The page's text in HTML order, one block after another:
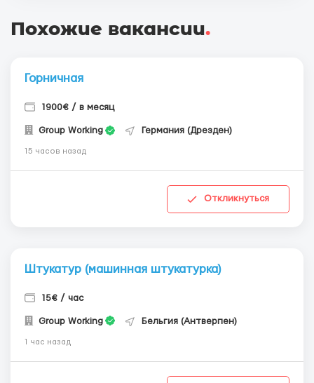
Похожие вакансии.
Горничная
1900€ / в месяц
Group Working Германия (Дрезден)
15 часов назад
Откликнуться
Штукатур (машинная штукатурка)
15€ / час
Group Working Бельгия (Антверпен)
1 час назад